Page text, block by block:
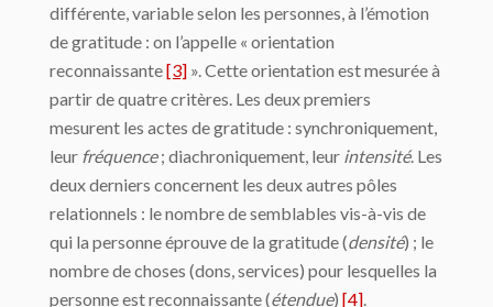
différente, variable selon les personnes, à l’émotion
de gratitude : on l’appelle « orientation
reconnaissante[3] ». Cette orientation est mesurée à
partir de quatre critères. Les deux premiers
mesurent les actes de gratitude : synchroniquement,
leur fréquence; diachroniquement, leur intensité. Les
deux derniers concernent les deux autres pôles
relationnels : le nombre de semblables vis-à-vis de
qui la personne éprouve de la gratitude (densité) ; le
nombre de choses (dons, services) pour lesquelles la
personne est reconnaissante (étendue) [4]